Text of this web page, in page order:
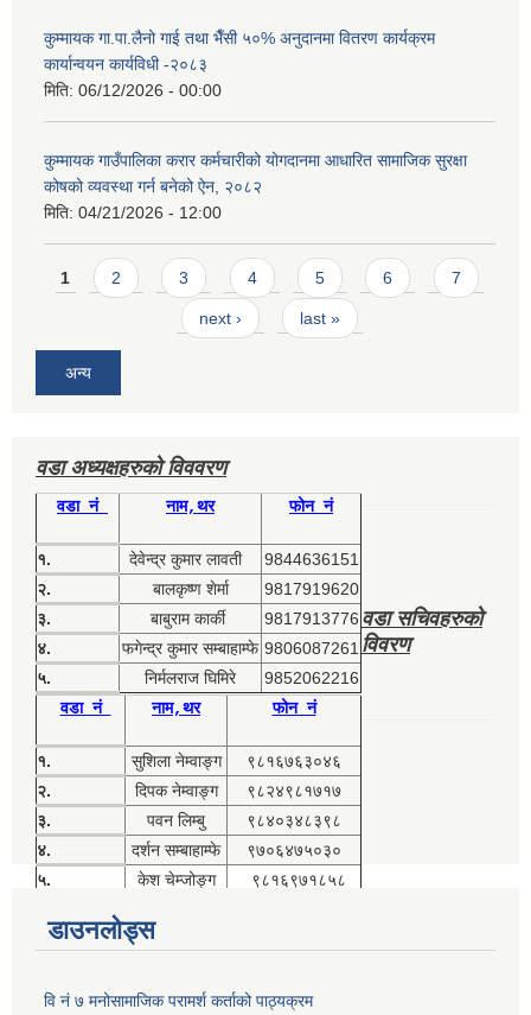
कुम्मायक गा.पा.लैनो गाई तथा भैँसी ५०% अनुदानमा वितरण कार्यक्रम
कार्यान्वयन कार्यविधी -२०८३
मिति: 06/12/2026 - 00:00
कुम्मायक गाउँपालिका करार कर्मचारीको योगदानमा आधारित सामाजिक सुरक्षा
कोषको व्यवस्था गर्न बनेको ऐन, २०८२
मिति: 04/21/2026 - 12:00
Pages
1 2 3 4 5 6 7
next › last »
अन्य
वडा अध्यक्षहरुको विववरण
वडा नं नाम,थर फोन नं
१. देवेन्द्र कुमार लावती
9844636151
२.
बालकृष्ण शेर्मा
9817919620
३.
बाबुराम कार्की
9817913776
४.
फगेन्द्र कुमार सम्बाहाम्फे 9806087261
५.
निर्मलराज घिमिरे 9852062216
वडा सचिवहरुको
विवरण
वडा नं नाम,थर फोन नं
१. सुशिला नेम्वाङ्ग
९८१६७६३०४६
२.
दिपक नेम्वाङ्ग
९८२४९८१७१७
३.
पवन लिम्बु
९८४०३४८३९८
४.
दर्शन सम्बाहाम्फे
९७०६४७५०३०
५.
केश चेम्जोङ्ग ९८१६९७१८५८
डाउनलोड्स
वि नं ७ मनोसामाजिक परामर्श कर्ताको पाठ्यक्रम